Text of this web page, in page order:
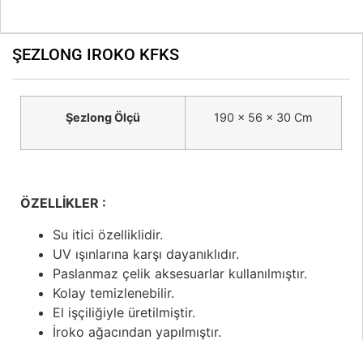
ŞEZLONG IROKO KFKS
Şezlong Ölçü 190 x 56 x 30 Cm
ÖZELLİKLER :
Su itici özelliklidir.
UV ışınlarına karşı dayanıklıdır.
Paslanmaz çelik aksesuarlar kullanılmıştır.
Kolay temizlenebilir.
El işçiliğiyle üretilmiştir.
İroko ağacından yapılmıştır.